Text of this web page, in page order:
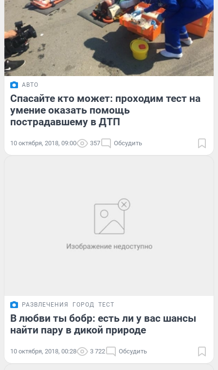
АВТО
Спасайте кто может: проходим тест на
умение оказать помощь
пострадавшему в ДТП
10 октября, 2018, 09:00 357 Обсудить
РАЗВЛЕЧЕНИЯ ГОРОД ТЕСТ
В любви ты бобр: есть ли у вас шансы
найти пару в дикой природе
10 октября, 2018, 00:28 3 722 Обсудить